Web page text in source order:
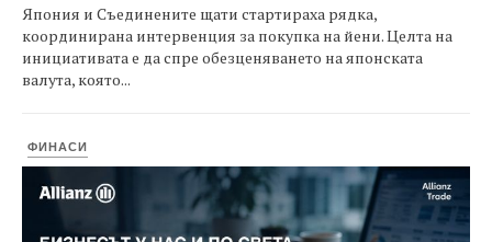
Япония и Съединените щати стартираха рядка,
координирана интервенция за покупка на йени. Целта на
инициативата е да спре обезценяването на японската
валута, която...
ФИНАСИ